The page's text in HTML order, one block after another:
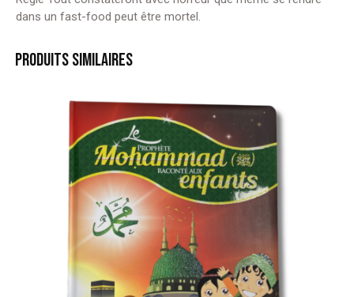
dans un fast-food peut être mortel.
PRODUITS SIMILAIRES